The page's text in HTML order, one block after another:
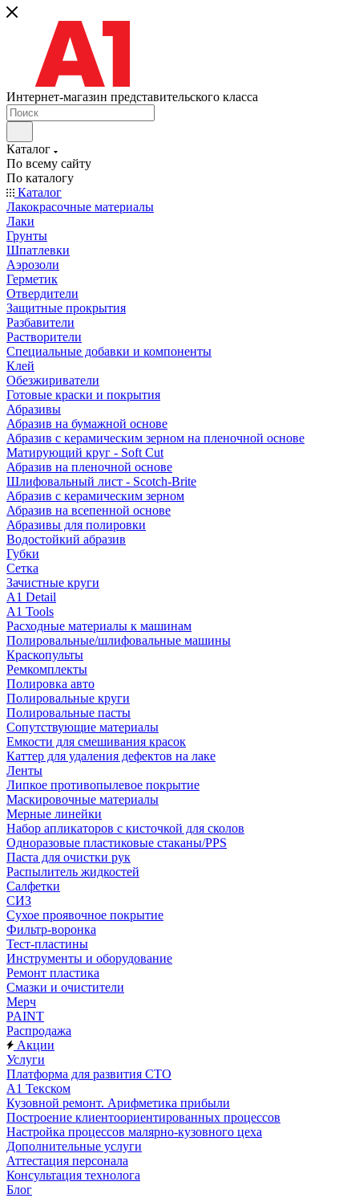
Интернет-магазин представительского класса
Каталог
По всему сайту
По каталогу
Каталог
Лакокрасочные материалы
Лаки
Грунты
Шпатлевки
Аэрозоли
Герметик
Отвердители
Защитные прокрытия
Разбавители
Растворители
Специальные добавки и компоненты
Клей
Обезжириватели
Готовые краски и покрытия
Абразивы
Абразив на бумажной основе
Абразив с керамическим зерном на пленочной основе
Матирующий круг - Soft Cut
Абразив на пленочной основе
Шлифовальный лист - Scotch-Brite
Абразив с керамическим зерном
Абразив на всепенной основе
Абразивы для полировки
Водостойкий абразив
Губки
Сетка
Зачистные круги
A1 Detail
A1 Tools
Расходные материалы к машинам
Полировальные/шлифовальные машины
Краскопульты
Ремкомплекты
Полировка авто
Полировальные круги
Полировальные пасты
Сопутствующие материалы
Емкости для смешивания красок
Каттер для удаления дефектов на лаке
Ленты
Липкое противопылевое покрытие
Маскировочные материалы
Мерные линейки
Набор апликаторов с кисточкой для сколов
Одноразовые пластиковые стаканы/PPS
Паста для очистки рук
Распылитель жидкостей
Салфетки
СИЗ
Сухое проявочное покрытие
Фильтр-воронка
Тест-пластины
Инструменты и оборудование
Ремонт пластика
Смазки и очистители
Мерч
PAINT
Распродажа
Акции
Услуги
Платформа для развития СТО
А1 Текском
Кузовной ремонт. Арифметика прибыли
Построение клиентоориентированных процессов
Настройка процессов малярно-кузовного цеха
Дополнительные услуги
Аттестация персонала
Консультация технолога
Блог